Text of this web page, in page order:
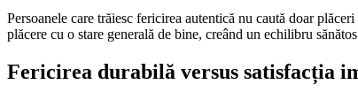
Persoanele care trăiesc fericirea autentică nu caută doar
plăcere cu o stare generală de bine, creând un echilibru
Fericirea durabilă versus satisfacția